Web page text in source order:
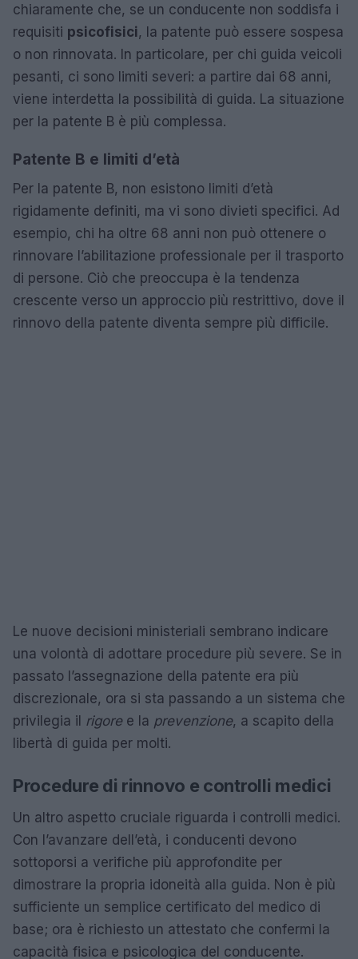
chiaramente che, se un conducente non soddisfa i
requisiti psicofisici, la patente può essere sospesa
o non rinnovata. In particolare, per chi guida veicoli
pesanti, ci sono limiti severi: a partire dai 68 anni,
viene interdetta la possibilità di guida. La situazione
per la patente B è più complessa.
Patente B e limiti d’età
Per la patente B, non esistono limiti d’età
rigidamente definiti, ma vi sono divieti specifici. Ad
esempio, chi ha oltre 68 anni non può ottenere o
rinnovare l’abilitazione professionale per il trasporto
di persone. Ciò che preoccupa è la tendenza
crescente verso un approccio più restrittivo, dove il
rinnovo della patente diventa sempre più difficile.
Le nuove decisioni ministeriali sembrano indicare
una volontà di adottare procedure più severe. Se in
passato l’assegnazione della patente era più
discrezionale, ora si sta passando a un sistema che
privilegia il rigoree la prevenzione, a scapito della
libertà di guida per molti.
Procedure di rinnovo e controlli medici
Un altro aspetto cruciale riguarda i controlli medici.
Con l’avanzare dell’età, i conducenti devono
sottoporsi a verifiche più approfondite per
dimostrare la propria idoneità alla guida. Non è più
sufficiente un semplice certificato del medico di
base; ora è richiesto un attestato che confermi la
capacità fisica e psicologica del conducente.